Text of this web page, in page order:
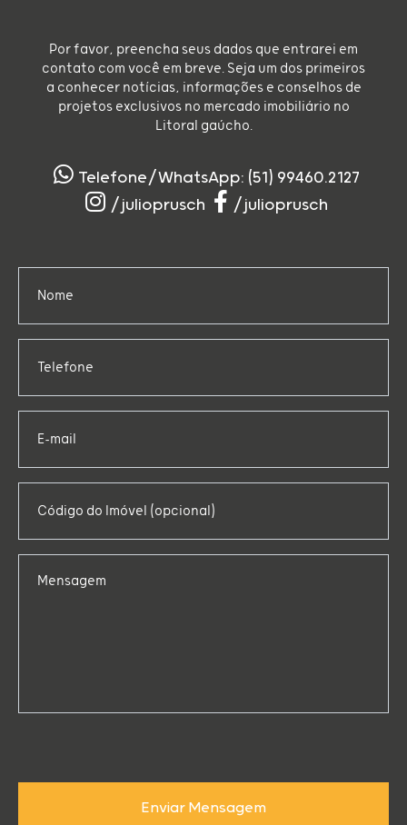
Por favor, preencha seus dados que entrarei em
contato com você em breve. Seja um dos primeiros
a conhecer notícias, informações e conselhos de
projetos exclusivos no mercado imobiliário no
Litoral gaúcho.
Telefone/WhatsApp: (51) 99460.2127
/julioprusch
/julioprusch
Enviar Mensagem